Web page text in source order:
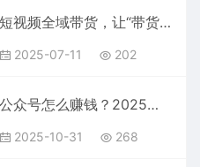
短视频全域带货，让“带货”变成普通人也可以做的项目，0门槛也可以月入3万加
2025-07-11 202
公众号怎么赚钱？2025年红利回归！靠AI写作，一天稳定收益2635元（10分钟上手）
2025-10-31 268